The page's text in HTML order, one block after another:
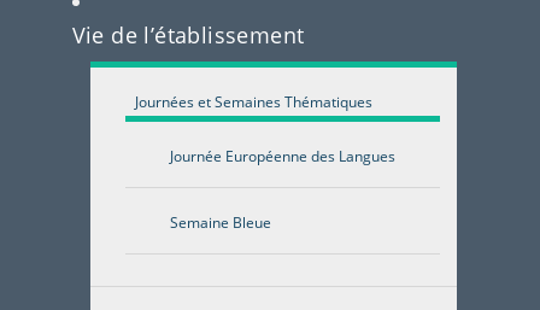
Vie de l’établissement
Journées et Semaines Thématiques
Journée Européenne des Langues
Semaine Bleue